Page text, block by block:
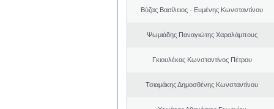
Βύζας Βασίλειος - Ευμένης Κωνσταντίνου
Ψωμιάδης Παναγιώτης Χαραλάμπους
Γκιουλέκας Κωνσταντίνος Πέτρου
Τσιαμάκης Δημοσθένης Κωνσταντίνου